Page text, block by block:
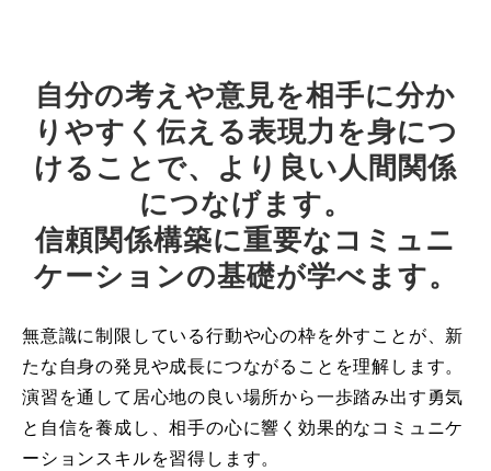
自分の考えや意見を相手に分か
りやすく伝える表現力を身につ
けることで、より良い人間関係
につなげます。
信頼関係構築に重要なコミュニ
ケーションの基礎が学べます。
無意識に制限している行動や心の枠を外すことが、新
たな自身の発見や成長につながることを理解します。
演習を通して居心地の良い場所から一歩踏み出す勇気
と自信を養成し、相手の心に響く効果的なコミュニケ
ーションスキルを習得します。